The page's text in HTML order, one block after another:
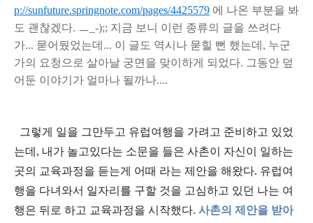
p://sunfuture.springnote.com/pages/4425579 에 나온 부분을 봐
도 괜찮겠다. ㅡ _-);; 지금 보니 이런 종류의 글을 쓰려다
가... 묻어뒀었는데 ... 이 글도 역시나 묻힐 뻔 했는데 , 누군
가의 요청으로 살아날 궁면을 맞이하게 되었다. 그동안 덮
어둔 이야기가 얼마나 될까나....
그렇게 일을 그만두고 유럽여행을 가려고 준비하고 있었
는데 , 내가 놀고있다는 소문을 들은 사촌이 자신이 일하는
곳의 교육과정을 듣는게 어때 라는 제안을 해왔다. 유럽여
행을 다녀와서 일자리를 구할 것을 고심하고 있던 나는 여
행은 뒤로 하고 교육과정을 시작했다. 사촌의 제안을 받아